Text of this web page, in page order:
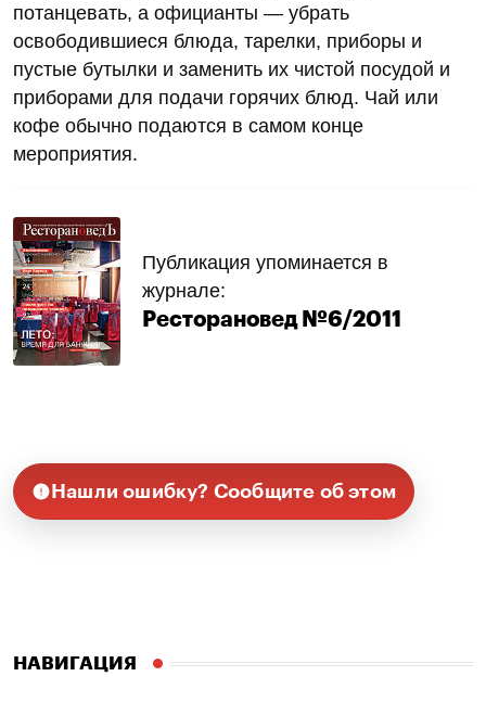
потанцевать, а официанты — убрать
освободившиеся блюда, тарелки, приборы и
пустые бутылки и заменить их чистой посудой и
приборами для подачи горячих блюд. Чай или
кофе обычно подаются в самом конце
мероприятия.
Публикация упоминается в
журнале:
Ресторановед №6/2011
Нашли ошибку? Сообщите об этом
НАВИГАЦИЯ